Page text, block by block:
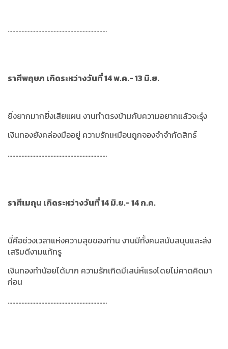
.................................................................
ราศีพฤษภ เกิดระหว่างวันที่ 14 พ.ค.- 13 มิ.ย.
ยิ่งยากมากยิ่งเสียแผน งานทำตรงข้ามกับความอยากแล้วจะรุ่ง
เงินทองยังคล่องมืออยู่ ความรักเหมือนถูกจองจำจำกัดสิทธ์
.................................................................
ราศีเมถุน เกิดระหว่างวันที่ 14 มิ.ย.- 14 ก.ค.
นี่คือช่วงเวลาแห่งความสุขของท่าน งานมีทั้งคนสนับสนุนและส่ง
เสริมดีงามแท้ทรู
เงินทองทำน้อยได้มาก ความรักเกิดมีเสน่ห์แรงโดยไม่คาดคิดมา
ก่อน
.................................................................